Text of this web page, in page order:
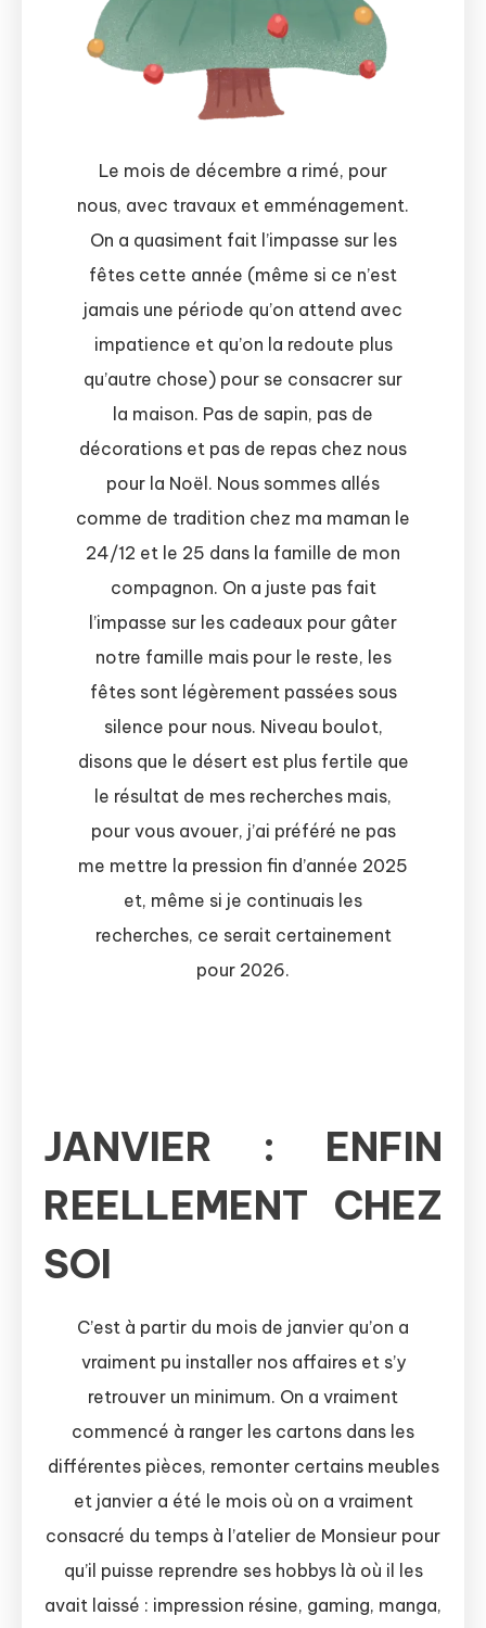
Le mois de décembre a rimé, pour
nous, avec travaux et emménagement.
On a quasiment fait l’impasse sur les
fêtes cette année (même si ce n’est
jamais une période qu’on attend avec
impatience et qu’on la redoute plus
qu’autre chose) pour se consacrer sur
la maison. Pas de sapin, pas de
décorations et pas de repas chez nous
pour la Noël. Nous sommes allés
comme de tradition chez ma maman le
24/12 et le 25 dans la famille de mon
compagnon. On a juste pas fait
l’impasse sur les cadeaux pour gâter
notre famille mais pour le reste, les
fêtes sont légèrement passées sous
silence pour nous. Niveau boulot,
disons que le désert est plus fertile que
le résultat de mes recherches mais,
pour vous avouer, j’ai préféré ne pas
me mettre la pression fin d’année 2025
et, même si je continuais les
recherches, ce serait certainement
pour 2026.
JANVIER : ENFIN
REELLEMENT CHEZ
SOI
C’est à partir du mois de janvier qu’on a
vraiment pu installer nos affaires et s’y
retrouver un minimum. On a vraiment
commencé à ranger les cartons dans les
différentes pièces, remonter certains meubles
et janvier a été le mois où on a vraiment
consacré du temps à l’atelier de Monsieur pour
qu’il puisse reprendre ses hobbys là où il les
avait laissé : impression résine, gaming, manga,